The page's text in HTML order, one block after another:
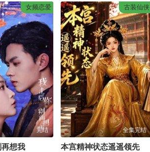
女频恋爱
完结
想我
古装仙侠
全集完结
本宫精神状态遥遥领先